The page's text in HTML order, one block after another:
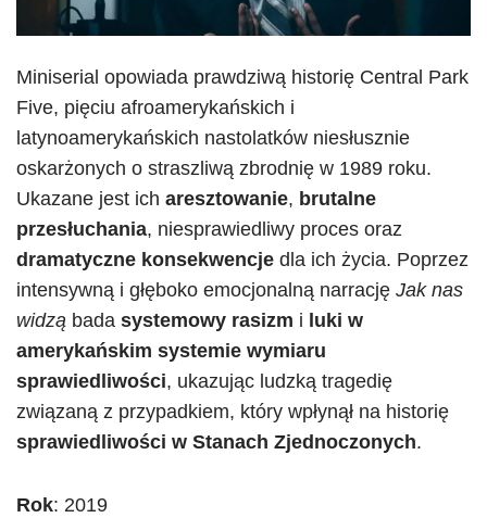
Miniserial opowiada prawdziwą historię Central Park
Five, pięciu afroamerykańskich i
latynoamerykańskich nastolatków niesłusznie
oskarżonych o straszliwą zbrodnię w 1989 roku.
Ukazane jest ich aresztowanie, brutalne
przesłuchania, niesprawiedliwy proces oraz
dramatyczne konsekwencje dla ich życia. Poprzez
intensywną i głęboko emocjonalną narrację Jak nas
widzą bada systemowy rasizm i luki w
amerykańskim systemie wymiaru
sprawiedliwości, ukazując ludzką tragedię
związaną z przypadkiem, który wpłynął na historię
sprawiedliwości w Stanach Zjednoczonych.
Rok: 2019